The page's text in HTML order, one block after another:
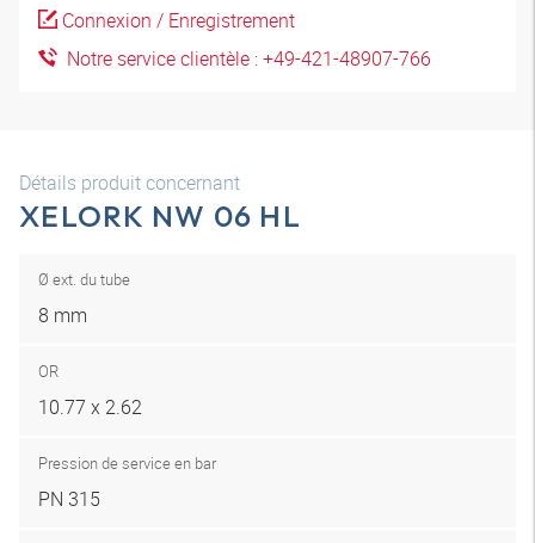
Connexion / Enregistrement
Notre service clientèle : +49-421-48907-766
Détails produit concernant
XELORK NW 06 HL
Ø ext. du tube
8 mm
OR
10.77 x 2.62
Pression de service en bar
PN 315